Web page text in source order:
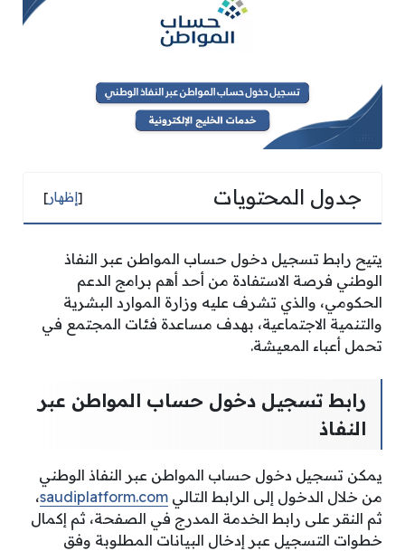
جدول المحتويات [إظهار]
يتيح رابط تسجيل دخول حساب المواطن عبر النفاذ
الوطني فرصة الاستفادة من أحد أهم برامج الدعم
الحكومي، والذي تشرف عليه وزارة الموارد البشرية
والتنمية الاجتماعية، بهدف مساعدة فئات المجتمع في
تحمل أعباء المعيشة.
رابط تسجيل دخول حساب المواطن عبر
النفاذ
يمكن تسجيل دخول حساب المواطن عبر النفاذ الوطني
من خلال الدخول إلى الرابط التالي saudiplatform.com،
ثم النقر على رابط الخدمة المدرج في الصفحة، ثم إكمال
خطوات التسجيل عبر إدخال البيانات المطلوبة وفق